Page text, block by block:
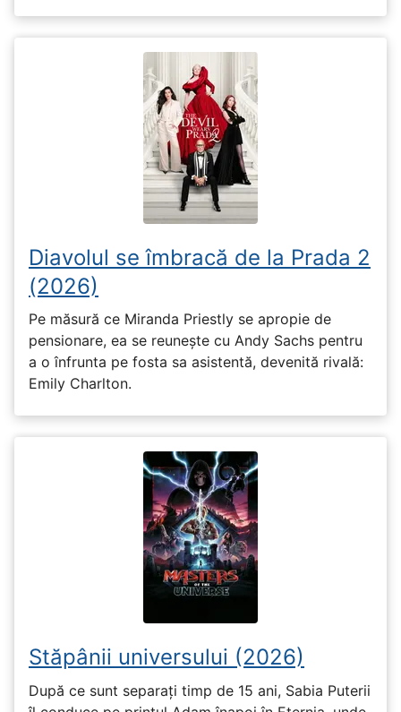
Diavolul se îmbracă de la Prada 2
(2026)
Pe măsură ce Miranda Priestly se apropie de
pensionare, ea se reunește cu Andy Sachs pentru
a o înfrunta pe fosta sa asistentă, devenită rivală:
Emily Charlton.
Stăpânii universului (2026)
După ce sunt separați timp de 15 ani, Sabia Puterii